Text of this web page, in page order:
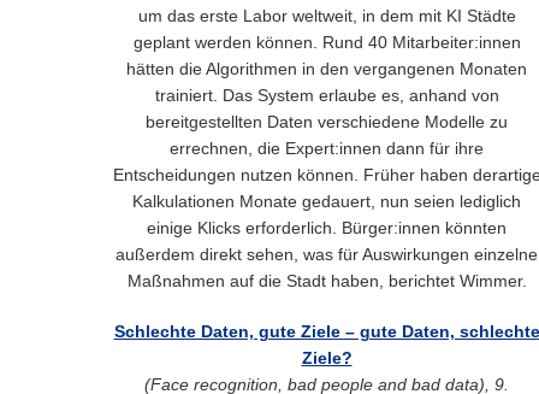
um das erste Labor weltweit, in dem mit KI Städte
geplant werden können. Rund 40 Mitarbeiter:innen
hätten die Algorithmen in den vergangenen Monaten
trainiert. Das System erlaube es, anhand von
bereitgestellten Daten verschiedene Modelle zu
errechnen, die Expert:innen dann für ihre
Entscheidungen nutzen können. Früher haben
Kalkulationen Monate gedauert, nun seien lediglich
einige Klicks erforderlich. Bürger:innen könnten
außerdem direkt sehen, was für Auswirkungen einzelne
Maßnahmen auf die Stadt haben, berichtet Wimmer.
Schlechte Daten, gute Ziele – gute Daten, schlechte
Ziele?
(Face recognition, bad people and bad data), 9.